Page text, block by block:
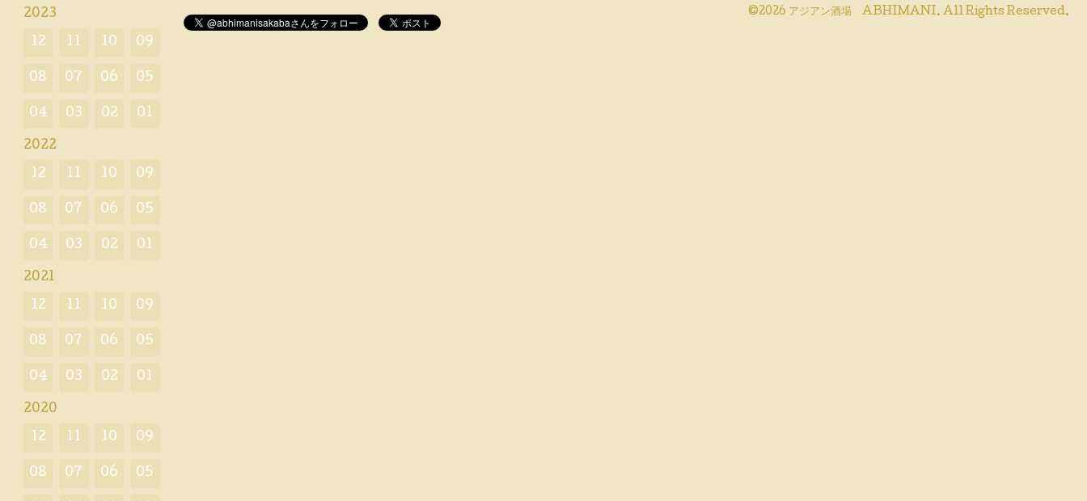
©2026 アジアン酒場 ABHIMANI. All Rights Reserved.
2023
12 11 10 09
08 07 06 05
04 03 02 01
2022
12 11 10 09
08 07 06 05
04 03 02 01
2021
12 11 10 09
08 07 06 05
04 03 02 01
2020
12 11 10 09
08 07 06 05